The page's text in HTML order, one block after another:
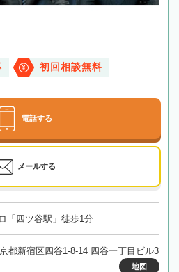
初回相談無料
電話する
メールする
「四ツ谷駅」徒歩1分
都新宿区四谷1-8-14 四谷一丁目ビル3
地図